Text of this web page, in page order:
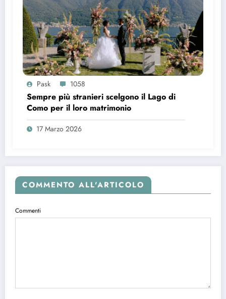
Pask 1058
Sempre più stranieri scelgono il Lago di
Como per il loro matrimonio
17 Marzo 2026
COMMENTO ALL'ARTICOLO
Commenti